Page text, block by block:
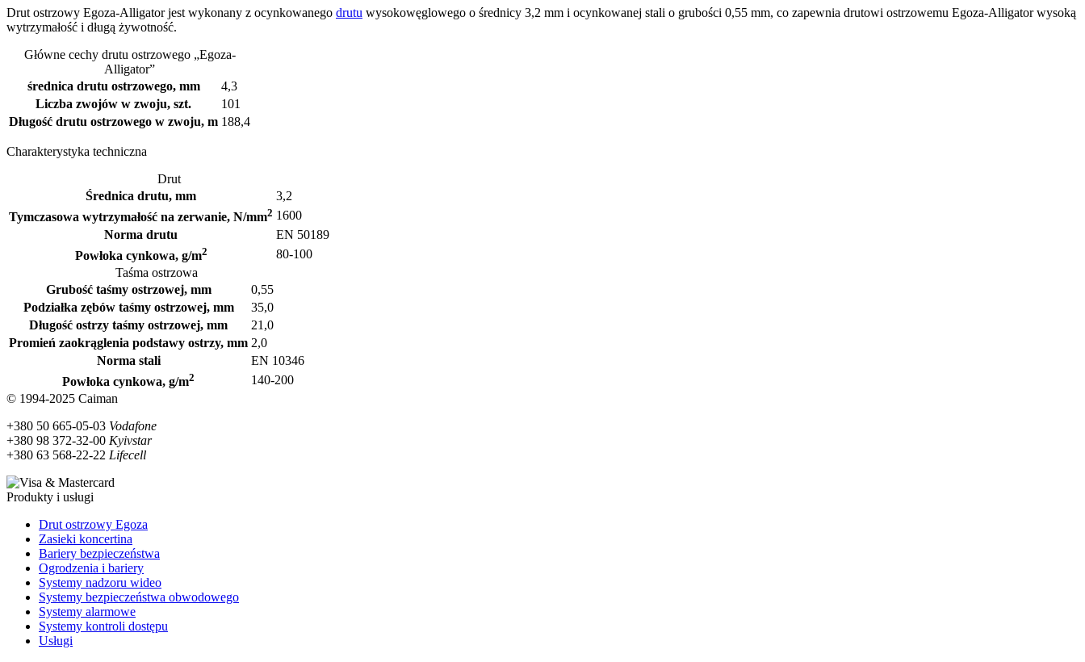
Drut ostrzowy Egoza-Alligator jest wykonany z ocynkowanego drutu wysokowęglowego o średnicy 3,2 mm i ocynkowanej stali o grubości 0,55 mm, co zapewnia drutowi ostrzowemu Egoza-Alligator wysoką
wytrzymałość i długą żywotność.
Główne cechy drutu ostrzowego „Egoza-
Alligator”
średnica drutu ostrzowego, mm
4,3
Liczba zwojów w zwoju, szt.
101
Długość drutu ostrzowego w zwoju, m 188,4
Charakterystyka techniczna
Drut
Średnica drutu, mm
3,2
Tymczasowa wytrzymałość na zerwanie, N/mm2 1600
Norma drutu
EN 50189
Powłoka cynkowa, g/m2
80-100
Taśma ostrzowa
Grubość taśmy ostrzowej, mm
0,55
Podziałka zębów taśmy ostrzowej, mm
35,0
Długość ostrzy taśmy ostrzowej, mm
21,0
Promień zaokrąglenia podstawy ostrzy, mm 2,0
Norma stali
EN 10346
Powłoka cynkowa, g/m2
140-200
© 1994-2025 Caiman
+380 50 665-05-03 Vodafone
+380 98 372-32-00 Kyivstar
+380 63 568-22-22 Lifecell
Produkty i usługi
Drut ostrzowy Egoza
Zasieki koncertina
Bariery bezpieczeństwa
Ogrodzenia i bariery
Systemy nadzoru wideo
Systemy bezpieczeństwa obwodowego
Systemy alarmowe
Systemy kontroli dostępu
Usługi